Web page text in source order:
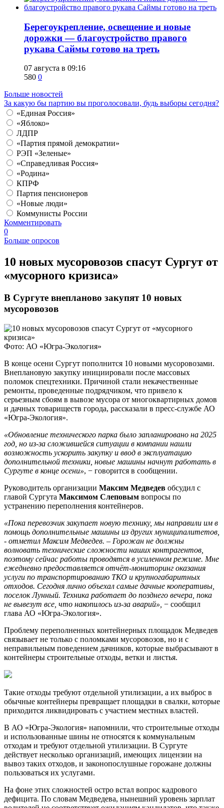
Берегоукрепление, освещение и новые
дорожки — благоустройство правого
рукава Саймы готово на треть
07 августа в 09:16
580 0
Больше новостей
За какую бы партию вы проголосовали, будь выборы сегодня?
«Единая Россия»
«Яблоко»
ЛДПР
«Партия прямой демократии»
РЭП «Зеленые»
«Справедливая Россия»
«Родина»
КПРФ
Партия пенсионеров
«Новые люди»
Коммунисты России
Комментировать
0
Больше опросов
​10 новых мусоровозов спасут Сургут от
«мусорного кризиса»
В Сургуте внепланово закупят 10 новых
мусоровозов
Фото: АО «Югра-Экология»
В конце осени Сургут пополнится 10 новыми мусоровозами.
Внеплановую закупку инициировали после массовых
поломок спецтехники. Причиной стали некачественные
ремонты, проведенные подрядчиком, что привело к
серьезным сбоям в вывозе мусора от многоквартирных домов
и дачных товариществ города, рассказали в пресс-службе АО
«Югра-Экология».
«Обновление технического парка было запланировано на 2025
год, но из-за сложившейся ситуации в компании нашли
возможность ускорить закупку и ввод в эксплуатацию
дополнительной техники, новые машины начнут работать в
Сургуте в конце осени», − говорится в сообщении.
Руководитель организации Максим Медведев обсудил с
главой Сургута Максимом Слеповым вопросы по
устранению переполнения контейнеров.
«Пока перевозчик закупает новую технику, мы направили им в
помощь дополнительные машины из других муниципалитетов,
- отметил Максим Медведев. – Горожан не должны
волновать технические сложности наших контрагентов,
поэтому сейчас работы проводятся в усиленном режиме. Мне
ежедневно предоставляется отчёт-мониторинг оказания
услуги по транспортированию ТКО и крупногабаритных
отходов. Сегодня лично объехал самые дачные кооперативы,
поселок Лунный. Техника работает до позднего вечера, пока
не вывезут все, что накопилось из-за аварий», − сообщил
глава АО «Югра-Экология».
Проблему переполненных контейнерных площадок Медведев
связывает не только с поломками мусоровозов, но и с
неправильным поведением дачников, которые выбрасывают в
контейнеры строительные отходы, ветки и листья.
Такие отходы требуют отдельной утилизации, а их выброс в
обычные контейнеры превращает площадки в свалки, которые
приходится ликвидировать с участием местных властей.
В АО «Югра-Экология» напомнили, что строительные отходы
и использованные шины не относятся к коммунальным
отходам и требуют отдельной утилизации. В Сургуте
действует несколько организаций, имеющих лицензии на
вывоз таких отходов, и законопослушные горожане должны
пользоваться их услугами.
На фоне этих сложностей остро встал вопрос кадрового
дефицита. По словам Медведева, нынешний уровень зарплат